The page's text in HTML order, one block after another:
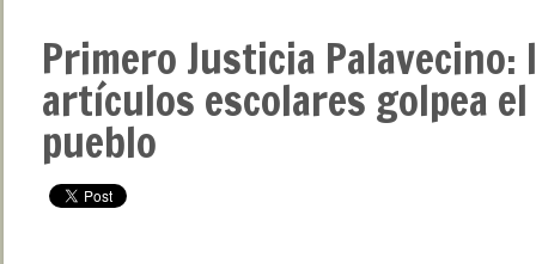
Primero Justicia
artículos escolares golpea
pueblo